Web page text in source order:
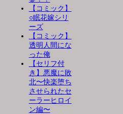
【コミック】
○眠花嫁シリ
ーズ
【コミック】
透明人間にな
った俺
【セリフ付
き】悪魔に敗
北〜快楽堕ち
させられたセ
ーラーヒロイ
ン編〜